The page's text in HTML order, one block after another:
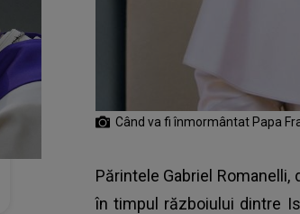
Când va fi înmormântat Papa
Părintele Gabriel
în timpul războiului dintre